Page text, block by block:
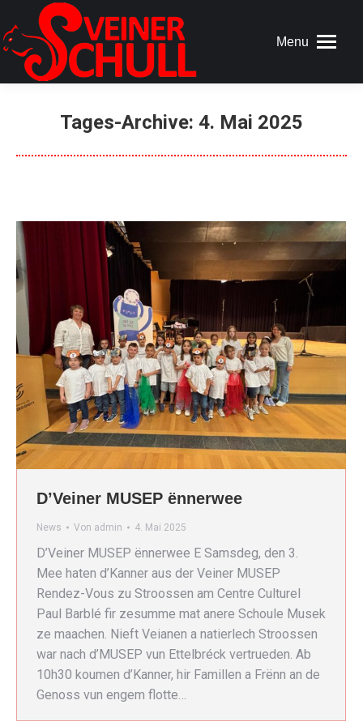
Menu
Tages-Archive: 4. Mai 2025
D’Veiner MUSEP ënnerwee
News Von admin 4. Mai 2025
D’Veiner MUSEP ënnerwee E Samsdeg, den 3.
Mee haten d’Kanner aus der Veiner MUSEP
Rendez-Vous zu Stroossen am Centre Culturel
Paul Barblé fir zesumme mat anere Schoule Musek
ze maachen. Nieft Veianen a natierlech Stroossen
war nach d’MUSEP vun Ettelbréck vertrueden. Ab
10h30 koumen d’Kanner, hir Famillen a Frënn an de
Genoss vun engem flotte…